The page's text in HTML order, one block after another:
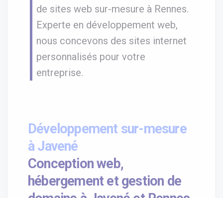
de sites web sur-mesure à Rennes.
Experte en développement web,
nous concevons des sites internet
personnalisés pour votre
entreprise.
Développement sur-mesure
à Javené
Conception web,
hébergement et gestion de